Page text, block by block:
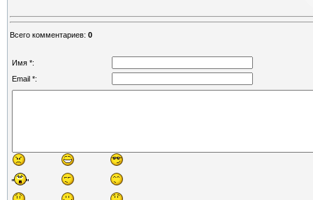
Всего комментариев: 0
Имя *:
Email *: